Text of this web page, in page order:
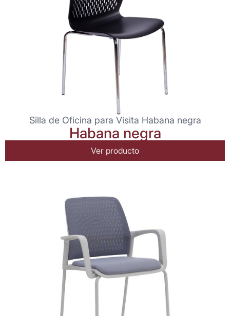
Silla de Oficina para Visita Habana negra
Habana negra
Ver producto